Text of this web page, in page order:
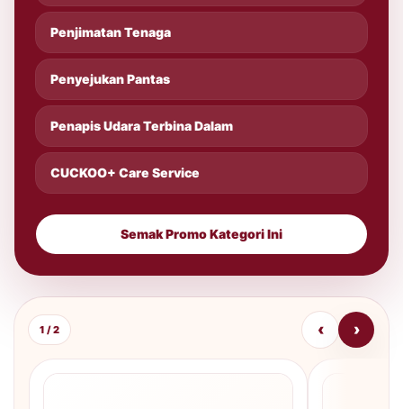
Penjimatan Tenaga
Penyejukan Pantas
Penapis Udara Terbina Dalam
CUCKOO+ Care Service
Semak Promo Kategori Ini
1 / 2 ‹ ›